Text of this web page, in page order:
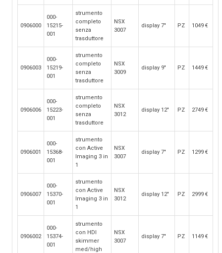
0906000
000-
15215-
001
strumento
completo
senza
trasduttore
NSX
3007
display 7" PZ 1049 €
0906003
000-
15219-
001
strumento
completo
senza
trasduttore
NSX
3009
display 9" PZ 1449 €
0906006
000-
15223-
001
strumento
completo
senza
trasduttore
NSX
3012
display 12" PZ 2749 €
0906001
000-
15368-
001
strumento
con Active
Imaging 3 in
1
NSX
3007
display 7" PZ 1299 €
0906007
000-
15370-
001
strumento
con Active
Imaging 3 in
1
NSX
3012
display 12" PZ 2999 €
0906002
000-
15374-
001
strumento
con HDI
skimmer
med/high
NSX
3007
display 7" PZ 1149 €